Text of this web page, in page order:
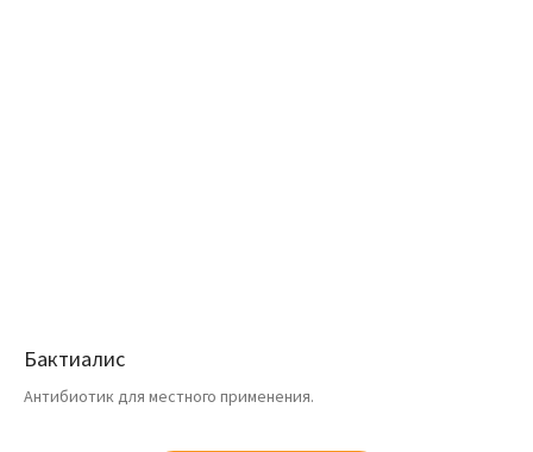
Бактиалис
Антибиотик для местного применения.